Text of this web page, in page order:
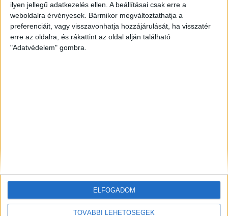
ilyen jellegű adatkezelés ellen. A beállításai csak erre a
weboldalra érvényesek. Bármikor megváltoztathatja a
preferenciáit, vagy visszavonhatja hozzájárulását, ha visszatér
erre az oldalra, és rákattint az oldal alján található
"Adatvédelem" gombra.
TOVÁBBI LEHETŐSÉGEK
ELFOGADOM
ZÖLDINFÓ 23 óra telt el a létrehozás óta
Rekordhőség és történelmi aszály sújtja
Horvátországot, a folyók apadnak
ZÖLDINFÓ 24 óra telt el a létrehozás óta